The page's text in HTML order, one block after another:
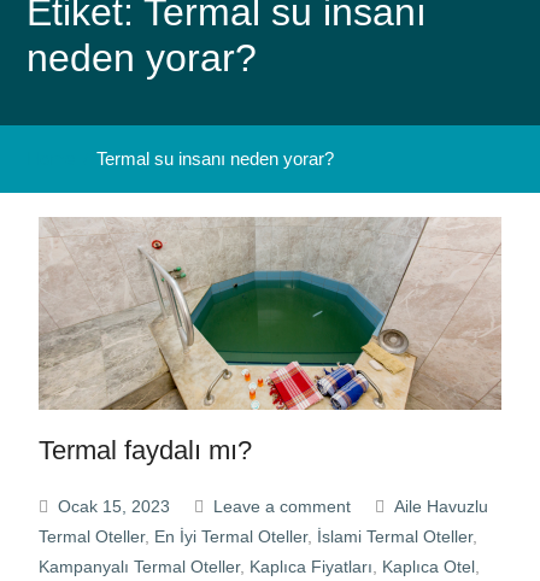
Etiket: Termal su insanı
neden yorar?
Termal su insanı neden yorar?
Termal faydalı mı?
Ocak 15, 2023 Leave a comment
Aile Havuzlu
Termal Oteller, En İyi Termal Oteller, İslami Termal Oteller,
Kampanyalı Termal Oteller, Kaplıca Fiyatları, Kaplıca Otel,